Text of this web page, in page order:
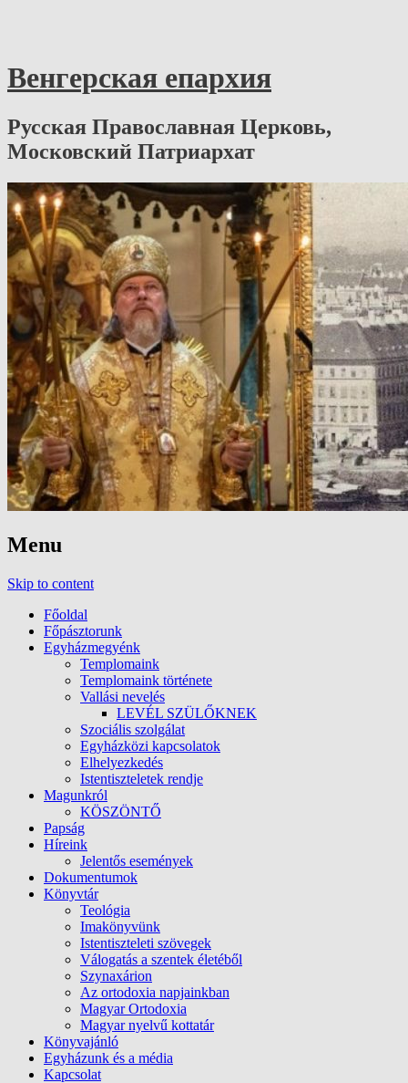
Венгерская епархия
Русская Православная Церковь,
Московский Патриархат
Menu
Skip to content
Főoldal
Főpásztorunk
Egyházmegyénk
Templomaink
Templomaink története
Vallási nevelés
LEVÉL SZÜLŐKNEK
Szociális szolgálat
Egyházközi kapcsolatok
Elhelyezkedés
Istentiszteletek rendje
Magunkról
KÖSZÖNTŐ
Papság
Híreink
Jelentős események
Dokumentumok
Könyvtár
Teológia
Imakönyvünk
Istentiszteleti szövegek
Válogatás a szentek életéből
Szynaxárion
Az ortodoxia napjainkban
Magyar Ortodoxia
Magyar nyelvű kottatár
Könyvajánló
Egyházunk és a média
Kapcsolat